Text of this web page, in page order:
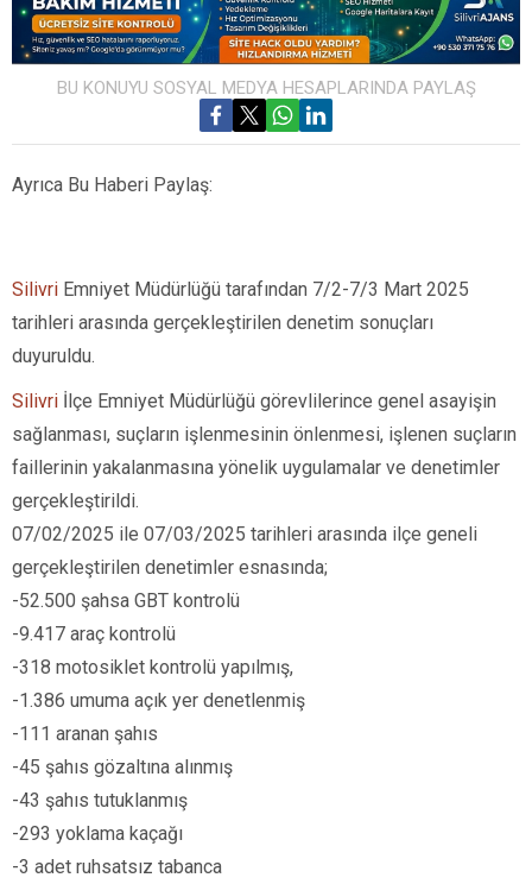
BU KONUYU SOSYAL MEDYA HESAPLARINDA PAYLAŞ
Ayrıca Bu Haberi Paylaş:
Silivri Emniyet Müdürlüğü tarafından 7/2-7/3 Mart 2025
tarihleri arasında gerçekleştirilen denetim sonuçları
duyuruldu.
Silivri İlçe Emniyet Müdürlüğü görevlilerince genel asayişin
sağlanması, suçların işlenmesinin önlenmesi, işlenen suçların
faillerinin yakalanmasına yönelik uygulamalar ve denetimler
gerçekleştirildi.
07/02/2025 ile 07/03/2025 tarihleri arasında ilçe geneli
gerçekleştirilen denetimler esnasında;
-52.500 şahsa GBT kontrolü
-9.417 araç kontrolü
-318 motosiklet kontrolü yapılmış,
-1.386 umuma açık yer denetlenmiş
-111 aranan şahıs
-45 şahıs gözaltına alınmış
-43 şahıs tutuklanmış
-293 yoklama kaçağı
-3 adet ruhsatsız tabanca